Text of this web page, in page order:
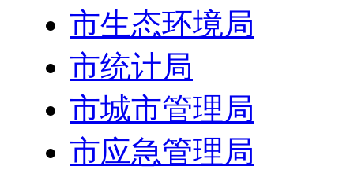
市生态环境局
市统计局
市城市管理局
市应急管理局